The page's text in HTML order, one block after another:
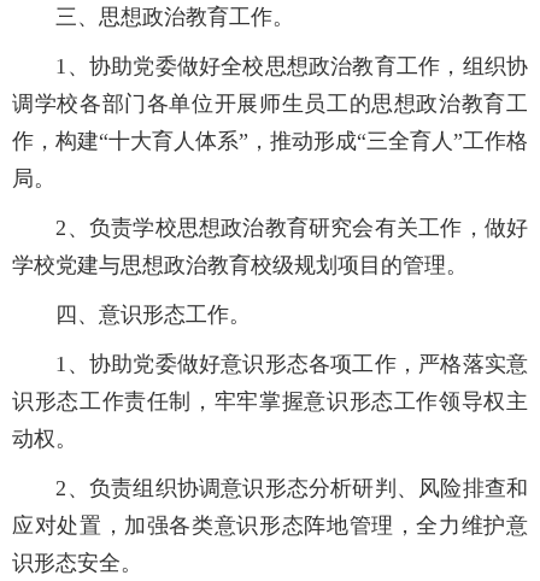
三、思想政治教育工作。
1 、协助党委做好全校思想政治教育工作，组织协
调学校各部门各单位开展师生员工的思想政治教育工
作，构建“十大育人体系”，推动形成“三全育人”工作格
局。
2 、负责学校思想政治教育研究会有关工作，做好
学校党建与思想政治教育校级规划项目的管理。
四、意识形态工作。
1 、协助党委做好意识形态各项工作，严格落实意
识形态工作责任制，牢牢掌握意识形态工作领导权主
动权。
2 、负责组织协调意识形态分析研判、风险排查和
应对处置，加强各类意识形态阵地管理，全力维护意
识形态安全。